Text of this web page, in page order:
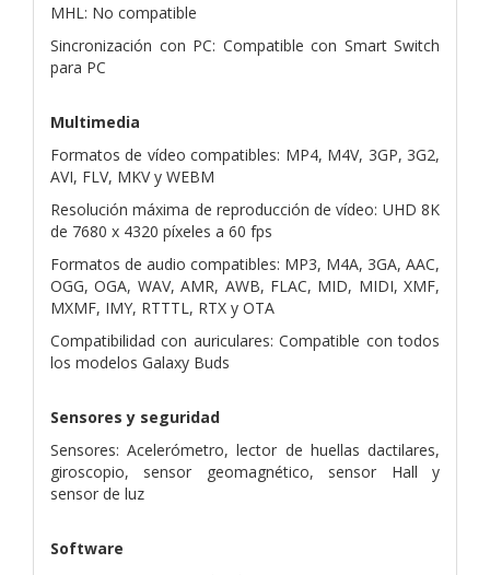
MHL: No compatible
Sincronización con PC: Compatible con Smart Switch
para PC
Multimedia
Formatos de vídeo compatibles: MP4, M4V, 3GP, 3G2,
AVI, FLV, MKV y WEBM
Resolución máxima de reproducción de vídeo: UHD 8K
de 7680 x 4320 píxeles a 60 fps
Formatos de audio compatibles: MP3, M4A, 3GA, AAC,
OGG, OGA, WAV, AMR, AWB, FLAC, MID, MIDI, XMF,
MXMF, IMY, RTTTL, RTX y OTA
Compatibilidad con auriculares: Compatible con todos
los modelos Galaxy Buds
Sensores y seguridad
Sensores: Acelerómetro, lector de huellas dactilares,
giroscopio, sensor geomagnético, sensor Hall y
sensor de luz
Software